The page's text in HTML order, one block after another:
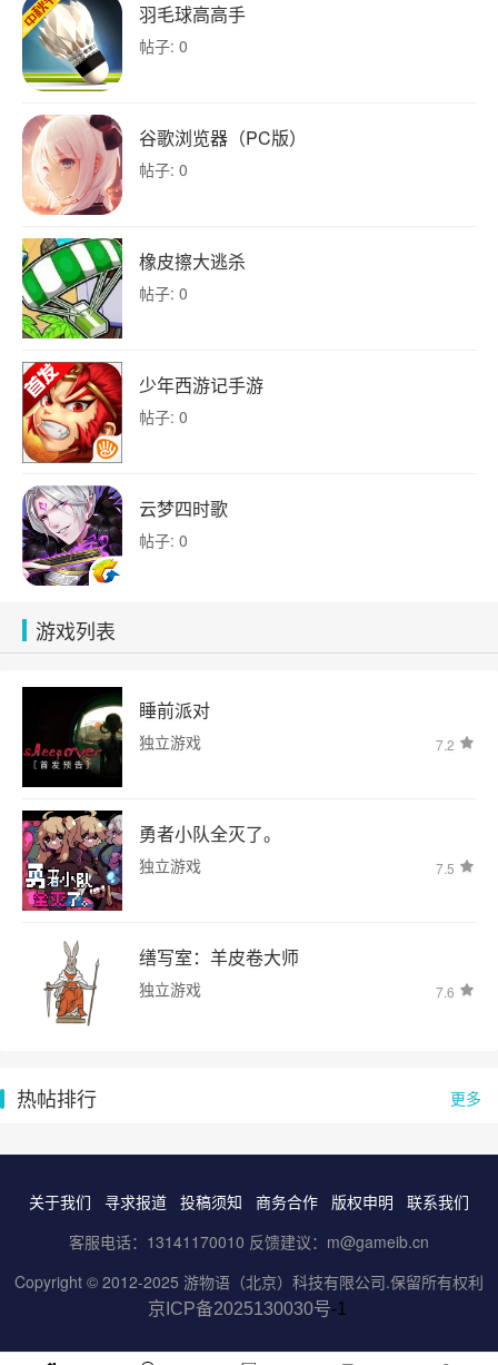
羽毛球高高手
帖子: 0
谷歌浏览器（PC版）
帖子: 0
橡皮擦大逃杀
帖子: 0
少年西游记手游
帖子: 0
云梦四时歌
帖子: 0
游戏列表
睡前派对
独立游戏 7.2
勇者小队全灭了。
独立游戏 7.5
缮写室：羊皮卷大师
独立游戏 7.6
更多
热帖排行
关于我们 寻求报道 投稿须知 商务合作 版权申明
联系我们
客服电话：13141170010 反馈建议：m@gameib.cn
Copyright © 2012-2025 游物语（北京）科技有限公司.保留所有权利
京ICP备2025130030号-1